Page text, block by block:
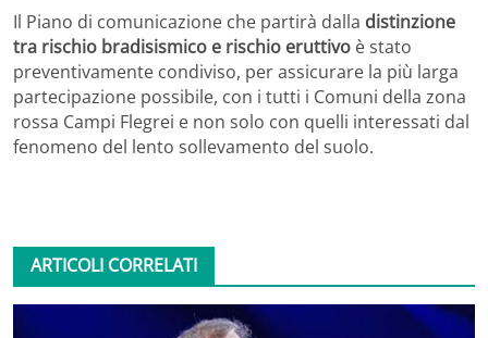
Il Piano di comunicazione che partirà dalla distinzione
tra rischio bradisismico e rischio eruttivo è stato
preventivamente condiviso, per assicurare la più larga
partecipazione possibile, con i tutti i Comuni della zona
rossa Campi Flegrei e non solo con quelli interessati dal
fenomeno del lento sollevamento del suolo.
ARTICOLI CORRELATI